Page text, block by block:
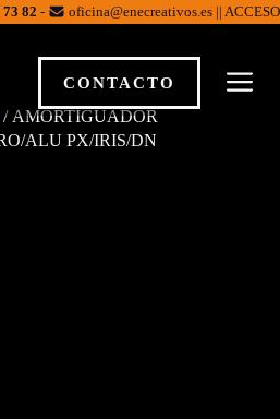
82 - oficina@enecreativos.es || ACCESO
CONTACTO
/ AMORTIGUADOR
ALU PX/IRIS/DN